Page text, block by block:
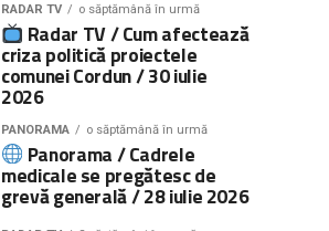
RADAR TV o săptămână în urmă
Radar TV / Cum afectează
criza politică proiectele
comunei Cordun / 30 iulie
2026
PANORAMA o săptămână în urmă
Panorama / Cadrele
medicale se pregătesc de
grevă generală / 28 iulie 2026